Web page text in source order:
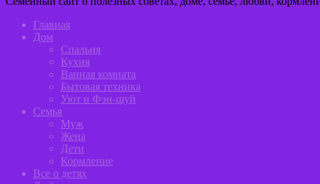
Главная
Дом
Спальня
Кухня
Ванная комната
Бытовая техника
Уют и Фэн-шуй
Семья
Муж
Жена
Дети
Кормление
Все о детях